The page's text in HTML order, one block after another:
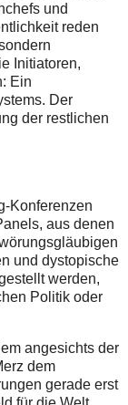
und
reden
Initiatoren,
Ein
Der
der restlichen
Konferenzen
aus denen
und dystopische
werden,
Politik oder
angesichts der
dem
gerade erst